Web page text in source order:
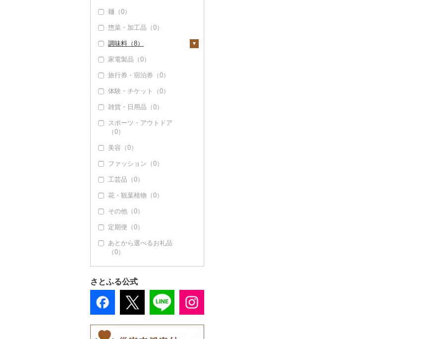
麺（0）
惣菜・加工品（0）
調味料（8）
砂糖（0）
塩（0）
醤油（0）
味噌（0）
酢（0）
家電製品（0）
旅行券・宿泊券（0）
体験・チケット（0）
雑貨・日用品（0）
スポーツ・アウトドア
（0）
美容（0）
ファッション（0）
工芸品（0）
花・観葉植物（0）
その他（0）
定期便（0）
あとから選べるお礼品
（0）
さとふる公式